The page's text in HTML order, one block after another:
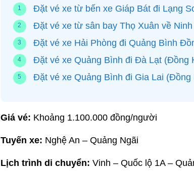
Đặt vé xe từ bến xe Giáp Bát đi Lạng
Đặt vé xe từ sân bay Thọ Xuân về
Đặt vé xe Hải Phòng đi Quảng Bình
Đặt vé xe Quảng Bình đi Đà Lạt (Đồng
Đặt vé xe Quảng Bình đi Gia Lai (Đồng
Giá vé: Khoảng 1.100.000 đồng/người
Tuyến xe: Nghệ An – Quảng Ngãi
Lịch trình di chuyển: Vinh – Quốc lộ 1A –